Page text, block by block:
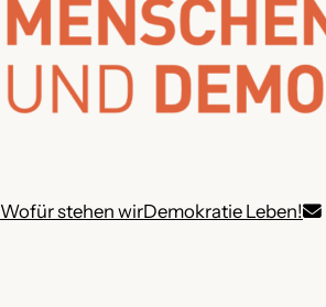
Wofür stehen wirDemokratie Leben!